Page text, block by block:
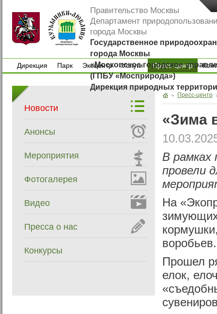
Правительство Москвы
Департамент
города Москвы
Государственное
города Москвы
«Московское городское
(ГПБУ «Мосприрода»)
Дирекция природных
Дирекция
Парк
Экоцентр
Экоцентр
Услуги
Услуги
Пресс-центр
Новости
Анонсы
Мероприятия
Фотогалерея
Видео
Пресса о нас
Конкурсы
Пресс-центр
«Зима
В рамках
провели
На
воробьев.
Прошел
елок,